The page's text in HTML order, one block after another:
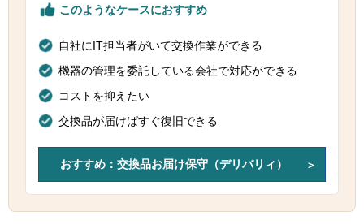
このようなケースにおすすめ
自社にIT担当者がいて交換作業ができる
機器の管理を委託している会社で対応ができる
コストを抑えたい
交換品が届けばすぐ復旧できる
おすすめ：交換品お届け保守（デリバリィ）